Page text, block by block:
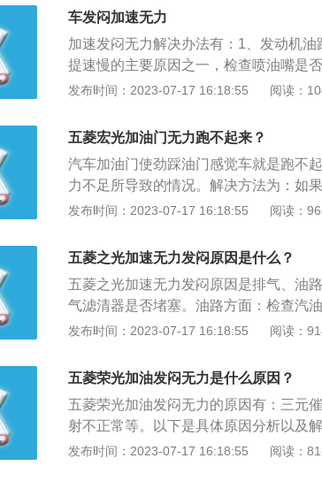
到严重的磨损，造成发动机提速困难。
器。
提速慢，并且有顿挫感。车主需要清洁
力；解决方法：尽快到维修工厂检查维
容易使汽车产生新的问题，造成不必要
雾化不好，同样会使得火燃烧不好，尾
期检查发动机的积碳情况，并及时清理
动，发动机动力不足等问题；解决方法
速不稳、怠速易熄火，加速时发动机发
换节气门位置传感器，保证车辆各部件
动机混合气浓度混乱，点火困难或燃烧
题，造成不必要的损失；7、点火时间不
在运转过程中突然加大油门时，发出类
稳；解决方法：检查断路器的接触间隙
毫米范围内；8、变速器电脑反应迟钝
迅速升高，但是车辆没有速度响应；解
车发闷加速无力
加速发闷无力解决办法有：1、发动机
提速慢的主要原因之一，检查喷油嘴是
降低、汽油滤清器是否阻塞。建议及时
时清理空气滤清器、节气门。3、汽油品
汽车仪表盘上就亮起了发动机故障灯会
分。建议更换高品质汽油。4、氧传感
催化器前后各放一个。前氧传感器的作
ECU电脑根据该信号调整喷油量和计算
过稀或过浓。建议及时维修或更换氧传
缺缸的方法之一是当车子停下来的时候
动机缺缸造成的，发动机缺缸容易出现
调在工作的时候，需要一部分动力来保
足：汽车胎压不足不仅会影响汽车的油
是因为汽车胎压不足而导致的加速不良
加多了，机油粘稠度高。踩油门发闷提
度太大，建议及时去更换适合车型的机
发布时间：2023-07-17 16:18:55 阅读：
五菱宏光加油门无力跑不起来？
汽车加油门使劲踩油门感觉车就是跑不
力不足所导致的情况。解决方法为：如
话，需要及时前往汽车的4S店或者是维
滑的主要原因是离合器摩擦片摩擦力不
离合状态跑车、踩离合滑行；挂档或脱
时，猛给油门，造成离合片异常损耗。
发布时间：2023-07-17 16:18:55 阅读：
五菱之光加速无力发闷原因是什么？
五菱之光加速无力发闷原因是排气、油
气滤清器是否堵塞。油路方面：检查汽
管是否老化破裂；拆开喷油嘴用化油器
面：拆开火花塞看有没有严重变黑；观
车一段时间；掀开机头盖观察排气管有
发布时间：2023-07-17 16:18:55 阅读：
五菱荣光加油发闷无力是什么原因？
五菱荣光加油发闷无力的原因有：三元
射不正常等。以下是具体原因分析以及
闷，很有可能是三元催化堵塞，因为三
发布时间：2023-07-17 16:18:55 阅读：